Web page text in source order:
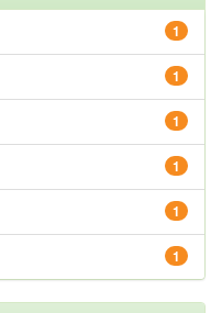
1
1
1
1
1
1